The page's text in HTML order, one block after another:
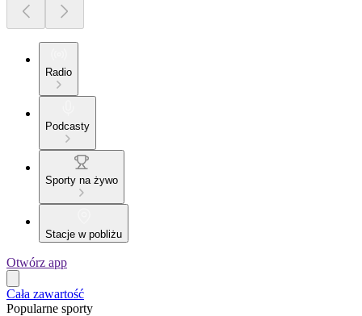
Radio
Podcasty
Sporty na żywo
Stacje w pobliżu
Otwórz app
Cała zawartość
Popularne sporty